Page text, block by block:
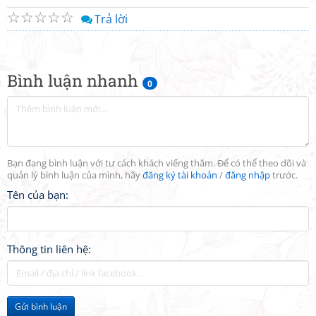
Bình luận nhanh 0
Bạn đang bình luận với tư cách khách viếng thăm. Để có thể theo dõi và
quản lý bình luận của mình, hãyđăng ký tài khoản /đăng nhậptrước.
Tên của bạn:
Thông tin liên hệ:
Gửi bình luận
☆
☆
☆
☆
☆ Trả lời